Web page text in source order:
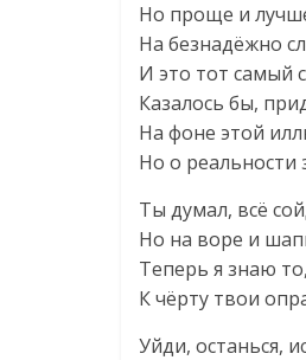
Но проще и
На безнадёжно
И это тот самый
Казалось бы,
На фоне этой
Но о реальности
Ты думал, всё
Но на воре и
Теперь я знаю
К чёрту твои
Уйди, останься,